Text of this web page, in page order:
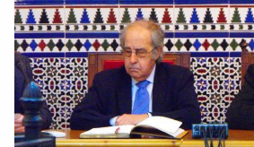
El Tiempo
Actualidad
Comunidad